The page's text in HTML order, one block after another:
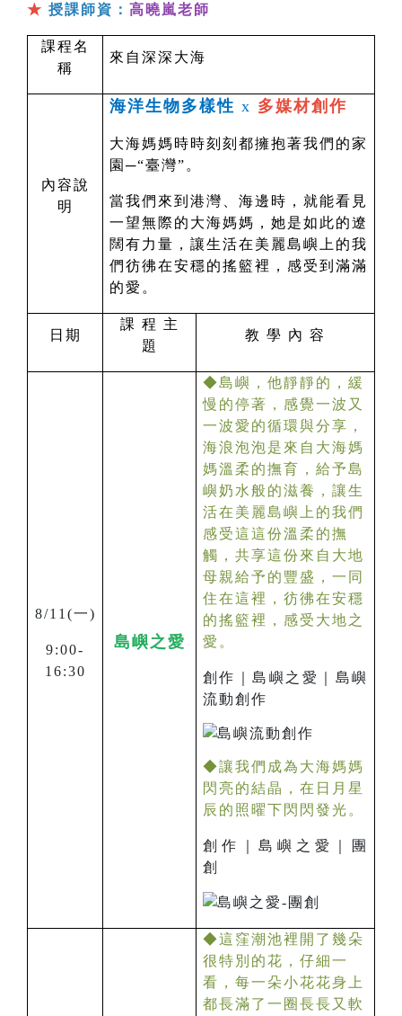
★ 授課師資： 高曉嵐老師
課程名
稱
來自深深大海
內容說
明
海洋生物多樣性 x 多媒材創作
大海媽媽時時刻刻都擁抱著我們的家
園─“臺灣”。
當我們來到港灣、海邊時，就能看見
一望無際的大海媽媽，她是如此的遼
闊有力量，讓生活在美麗島嶼上的我
們彷彿在安穩的搖籃裡，感受到滿滿
的愛。
日期
課 程 主
題
教 學 內 容
8/11(一)
9:00-
16:30
島嶼之愛
◆島嶼，他靜靜的，緩
慢的停著，感覺一波又
一波愛的循環與分享，
海浪泡泡是來自大海媽
媽溫柔的撫育，給予島
嶼奶水般的滋養，讓生
活在美麗島嶼上的我們
感受這這份溫柔的撫
觸，共享這份來自大地
母親給予的豐盛，一同
住在這裡，彷彿在安穩
的搖籃裡，感受大地之
愛。
創作｜島 嶼之 愛 ｜島嶼
流動創作
◆讓我們成為大海媽媽
閃亮的結晶，在日月星
辰的照曜下閃閃發光。
創作｜島 嶼 之 愛
｜團
創
◆這窪潮池裡開了幾朵
很特別的花，仔細一
看，每一朵小花花身上
都長滿了一圈長長又軟